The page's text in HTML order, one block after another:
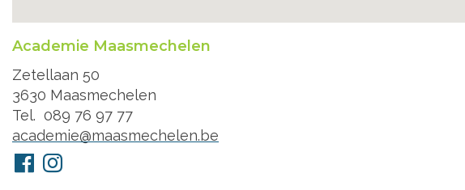
Academie Maasmechelen
Adres
Zetellaan 50
3630 Maasmechelen
Tel.
089 76 97 77
E-
mail
academie@maasmechelen.be
Volg
ons
FacebookInstagram